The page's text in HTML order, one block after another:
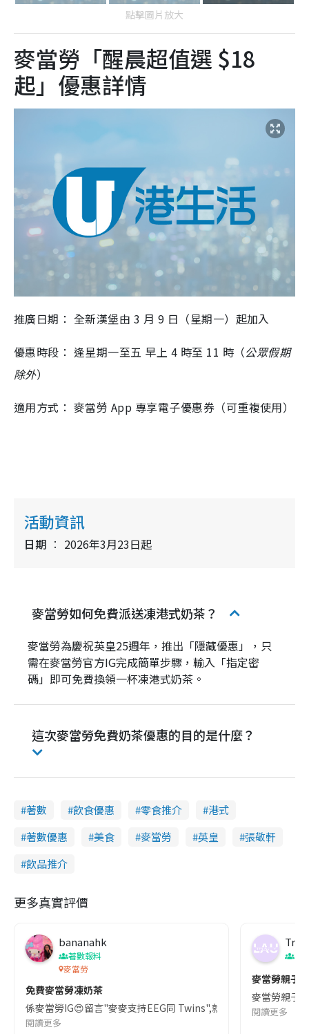
點擊圖片放大
麥當勞「醒晨超值選 $18
起」優惠詳情
推廣日期： 全新漢堡由 3 月 9 日（星期一）起加入
優惠時段： 逢星期一至五 早上 4 時至 11 時（公眾假期
除外）
適用方式： 麥當勞 App 專享電子優惠券（可重複使用）
活動資訊
日期 2026年3月23日起
麥當勞如何免費派送凍港式奶茶？
麥當勞為慶祝英皇25週年，推出「隱藏優惠」，只
需在麥當勞官方IG完成簡單步驟，輸入「指定密
碼」即可免費換領一杯凍港式奶茶。
這次麥當勞免費奶茶優惠的目的是什麼？
著數 飲食優惠 零食推介
港式
著數優惠
美食 麥當勞 英皇
張敬軒
飲品推介
更多真實評價
bananahk
著數報料
麥當勞
免費麥當勞凍奶茶
係麥當勞IG😍留言"麥麥支持EEG同 Twins",就會送個優惠碼比
閱讀更多
節
麥當勞親子
麥當勞親子
閱讀更多